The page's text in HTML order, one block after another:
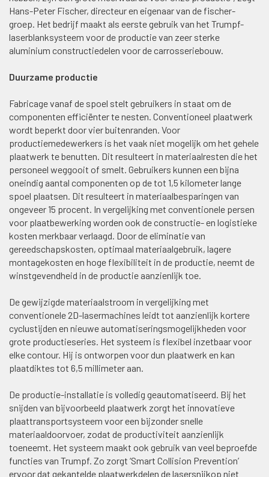
Hans-Peter Fischer, directeur en eigenaar van de fischer-
groep. Het bedrijf maakt als eerste gebruik van het Trumpf-
laserblanksysteem voor de productie van zeer sterke
aluminium constructiedelen voor de carrosseriebouw.
Duurzame productie
Fabricage vanaf de spoel stelt gebruikers in staat om de
componenten efficiënter te nesten. Conventioneel plaatwerk
wordt beperkt door vier buitenranden. Voor
productiemedewerkers is het vaak niet mogelijk om het gehele
plaatwerk te benutten. Dit resulteert in materiaalresten die het
personeel weggooit of smelt. Gebruikers kunnen een bijna
oneindig aantal componenten op de tot 1,5 kilometer lange
spoel plaatsen. Dit resulteert in materiaalbesparingen van
ongeveer 15 procent. In vergelijking met conventionele persen
voor plaatbewerking worden ook de constructie- en logistieke
kosten merkbaar verlaagd. Door de eliminatie van
gereedschapskosten, optimaal materiaalgebruik, lagere
montagekosten en hoge flexibiliteit in de productie, neemt de
winstgevendheid in de productie aanzienlijk toe.
De gewijzigde materiaalstroom in vergelijking met
conventionele 2D-lasermachines leidt tot aanzienlijk kortere
cyclustijden en nieuwe automatiseringsmogelijkheden voor
grote productieseries. Het systeem is flexibel inzetbaar voor
elke contour. Hij is ontworpen voor dun plaatwerk en kan
plaatdiktes tot 6,5 millimeter aan.
De productie-installatie is volledig geautomatiseerd. Bij het
snijden van bijvoorbeeld plaatwerk zorgt het innovatieve
plaattransportsysteem voor een bijzonder snelle
materiaaldoorvoer, zodat de productiviteit aanzienlijk
toeneemt. Het systeem maakt ook gebruik van veel beproefde
functies van Trumpf. Zo zorgt ‘Smart Collision Prevention’
ervoor dat gekantelde plaatwerkdelen de lasersnijkop niet